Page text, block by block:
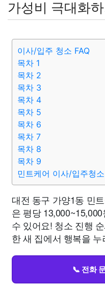
가성비 극대화
이사/입주 청소 FAQ
목차 1
목차 2
목차 3
목차 4
목차 5
목차 6
목차 7
목차 8
목차 9
민트케어 이사/입주청
대전 동구 가양1동 민
은 평당
수 있어요! 청소 진행
한 새 집에서 행복을 누
📞 전화